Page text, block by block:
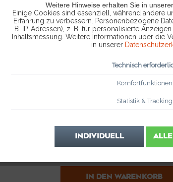
Weitere Hinweise erhalten Sie in
Einige Cookies sind essenziell, während andere
Erfahrung zu verbessern. Personenbezogene
B. IP-Adressen), z. B. für personalisierte
Inhaltsmessung. Weitere Informationen über die
in unserer
Technisch
Komfortfunktionen
Statistik & Tracking
INDIVIDUELL
Vergleichen Merken
ROSS-TECH USB-C
KABEL FÜR VCDS
HEX-V2
Dieses Original Ross-Tech USB
ermöglicht es unsere Geräte mit
Notebook mit einem USB Typ C
anzuschließen. Geeignet ist das
21,99
IN DEN WARENKORB